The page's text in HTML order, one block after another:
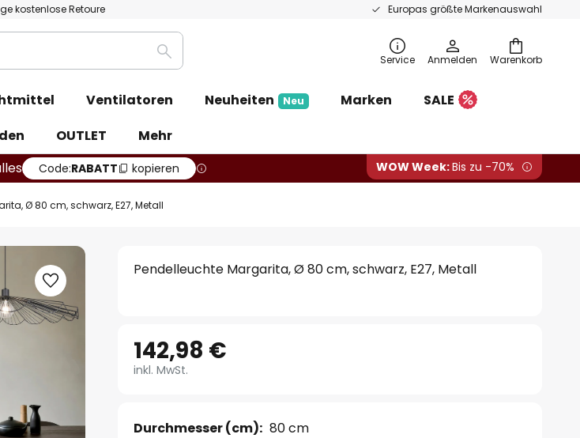
kostenlose Retoure Europas größte Markenauswahl
Warenkorb
Suche Service Anmelden
Ventilatoren Neuheiten Neu Marken
SALE
OUTLET
Mehr
Code:RABATT kopieren WOW Week:Bis zu -70%
Ø 80 cm, schwarz, E27, Metall
Pendelleuchte Margarita, Ø 80 cm, schwarz, E27, Metall
142,98 €
inkl. MwSt.
Durchmesser (cm): 80 cm